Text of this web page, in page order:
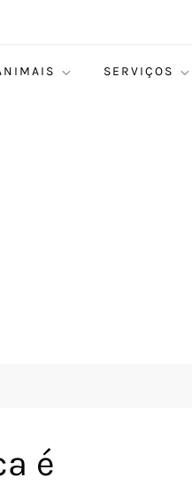
SERVIÇOS
é